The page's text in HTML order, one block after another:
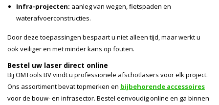
Infra-projecten: aanleg van wegen, fietspaden en
waterafvoerconstructies.
Door deze toepassingen bespaart u niet alleen tijd, maar werkt u
ook veiliger en met minder kans op fouten.
Bestel uw laser direct online
Bij OMTools BV vindt u professionele afschotlasers voor elk project.
Ons assortiment bevat topmerken en bijbehorende accessoires
voor de bouw- en infrasector. Bestel eenvoudig online en ga binnen